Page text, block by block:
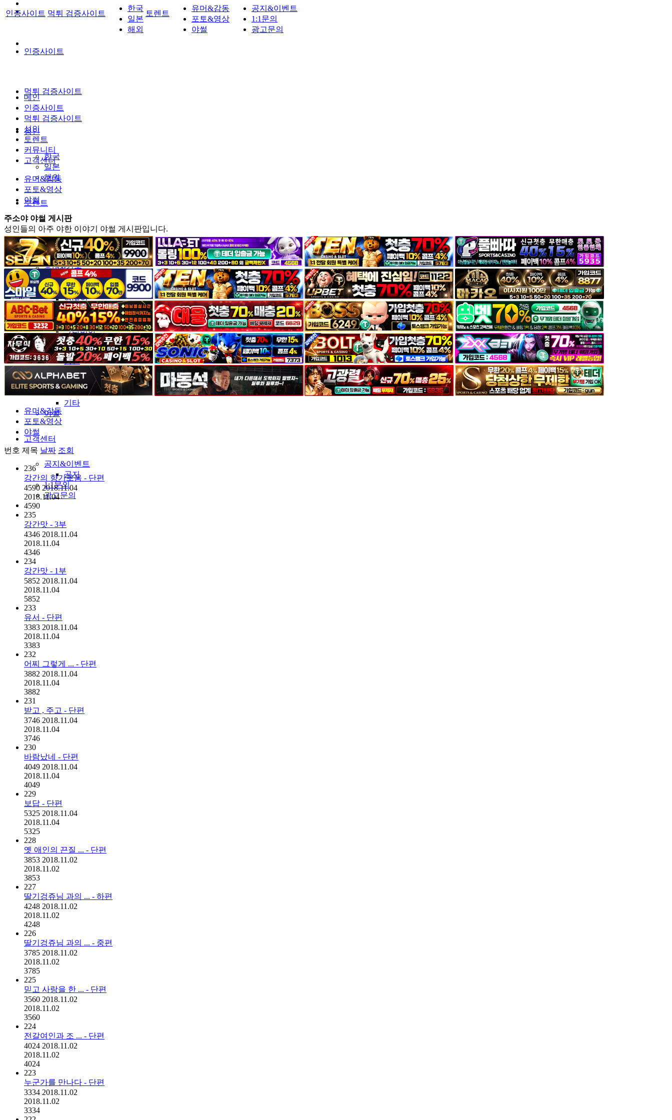
인증사이트
먹튀 검증사이트
성인
한국
일본
해외
토렌트
커뮤니티
유머&감동
포토&영상
일반인
연예인
서양
모델
그라비아
코스프레
BJ
품번
후방주의
움짤
기타
야썰
고객센터
공지&이벤트
공지
1:1문의
광고문의
인증사이트 먹튀 검증사이트
한국
일본
해외
토렌트
유머&감동
포토&영상
야썰
공지&이벤트
1:1문의
광고문의
메인
인증사이트
먹튀 검증사이트
성인
토렌트
커뮤니티
고객센터
유머&감동
포토&영상
야썰
주소야 야썰 게시판
성인들의 아주 야한 이야기 야썰 게시판입니다.
유머&감동
포토&영상
야썰
번호 제목 날짜 조회
236
강간의 향기로움 - 단편
4590 2018.11.04
2018.11.04
4590
235
강간맛 - 3부
4346 2018.11.04
2018.11.04
4346
234
강간맛 - 1부
5852 2018.11.04
2018.11.04
5852
233
유서 - 단편
3383 2018.11.04
2018.11.04
3383
232
어찌 그렇게 ... - 단편
3882 2018.11.04
2018.11.04
3882
231
받고 , 주고 - 단편
3746 2018.11.04
2018.11.04
3746
230
바람났네 - 단편
4049 2018.11.04
2018.11.04
4049
229
보답 - 단편
5325 2018.11.04
2018.11.04
5325
228
옛 애인의 끈질 ... - 단편
3853 2018.11.02
2018.11.02
3853
227
딸기겅쥬님 과의 ... - 하편
4248 2018.11.02
2018.11.02
4248
226
딸기겅쥬님 과의 ... - 중편
3785 2018.11.02
2018.11.02
3785
225
믿고 사랑을 한 ... - 단편
3560 2018.11.02
2018.11.02
3560
224
전갈여인과 조 ... - 단편
4024 2018.11.02
2018.11.02
4024
223
누군가를 만나다 - 단편
3334 2018.11.02
2018.11.02
3334